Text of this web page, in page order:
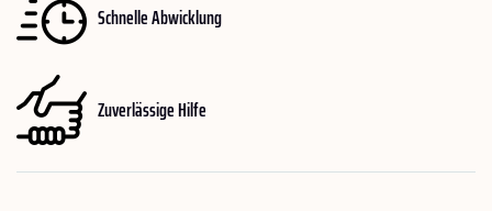
Schnelle Abwicklung
Zuverlässige Hilfe